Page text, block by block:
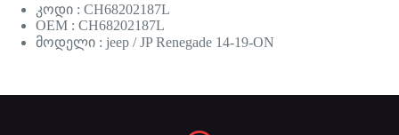
კოდი : CH68202187L
OEM : CH68202187L
მოდელი : jeep / JP Renegade 14-19-ON